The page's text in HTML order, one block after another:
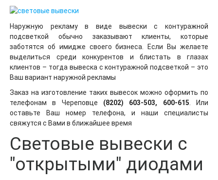
Наружную рекламу в виде вывески с контуражной
подсветкой обычно заказывают клиенты, которые
заботятся об имидже своего бизнеса. Если Вы желаете
выделиться среди конкурентов и блистать в глазах
клиентов – тогда вывеска с контуражной подсветкой – это
Ваш вариант наружной рекламы
Заказ на изготовление таких вывесок можно оформить по
телефонам в Череповце (8202) 603-503, 600-615. Или
оставьте Ваш номер телефона, и наши специалисты
свяжутся с Вами в ближайшее время
Световые вывески с
"открытыми" диодами